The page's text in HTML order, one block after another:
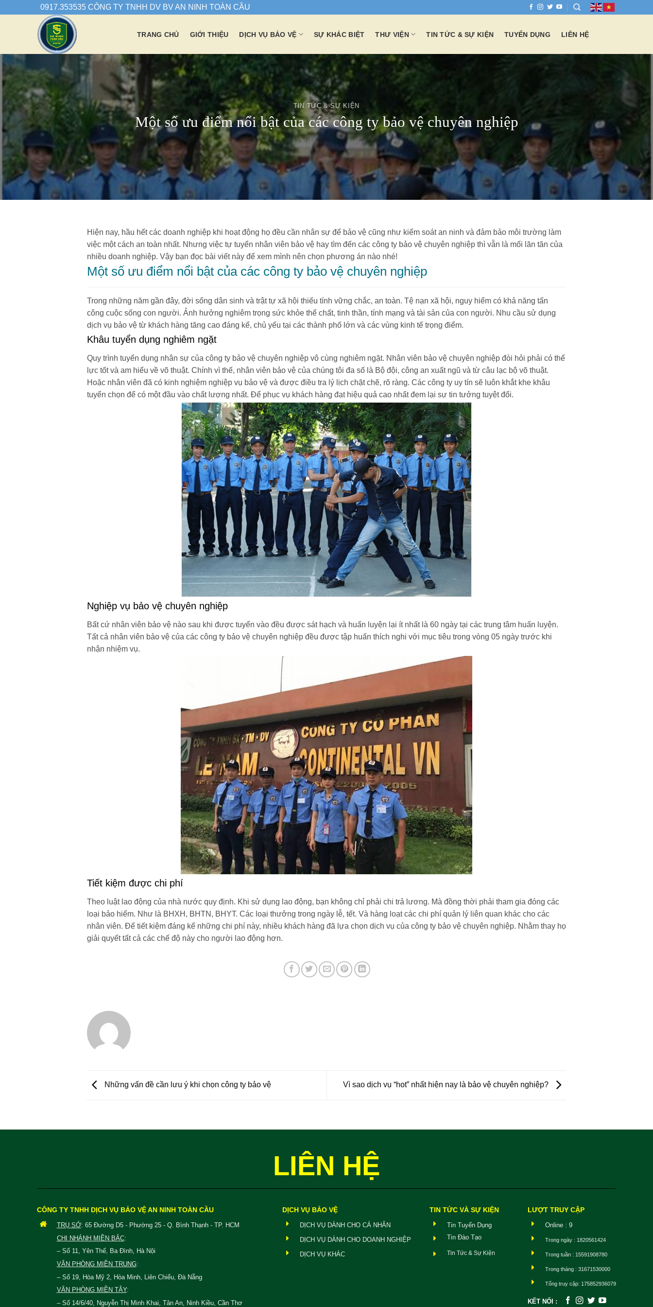
0917.353535 CÔNG TY TNHH DV BV AN NINH TOÀN CẦU
TRANG CHỦ GIỚI THIỆU DỊCH VỤ BẢO VỆ SỰ KHÁC BIỆT THƯ VIỆN TIN TỨC & SỰ KIỆN TUYỂN DỤNG LIÊN HỆ
TIN TỨC & SỰ KIỆN
Một số ưu điểm nổi bật của các công ty bảo vệ chuyên nghiệp
Hiện nay, hầu hết các doanh nghiệp khi hoạt động họ đều cần nhân sự để bảo vệ cũng như kiểm soát an ninh và đảm bảo môi trường làm
việc một cách an toàn nhất. Nhưng việc tự tuyển nhân viên bảo vệ hay tìm đến các công ty bảo vệ chuyên nghiệp thì vẫn là mối lăn tăn của
nhiều doanh nghiệp. Vậy bạn đọc bài viết này để xem mình nên chọn phương án nào nhé!
Một số ưu điểm nổi bật của các công ty bảo vệ chuyên nghiệp
Trong những năm gần đây, đời sống dân sinh và trật tự xã hội thiếu tính vững chắc, an toàn. Tệ nạn xã hội, nguy hiểm có khả năng tấn
công cuộc sống con người. Ảnh hưởng nghiêm trọng sức khỏe thể chất, tinh thần, tính mạng và tài sản của con người. Nhu cầu sử dụng
dịch vụ bảo vệ từ khách hàng tăng cao đáng kể, chủ yếu tại các thành phố lớn và các vùng kinh tế trọng điểm.
Khâu tuyển dụng nghiêm ngặt
Quy trình tuyển dụng nhân sự của công ty bảo vệ chuyên nghiệp vô cùng nghiêm ngặt. Nhân viên bảo vệ chuyên nghiệp đòi hỏi phải có thể
lực tốt và am hiểu về võ thuật. Chính vì thế, nhân viên bảo vệ của chúng tôi đa số là Bộ đội, công an xuất ngũ và từ câu lạc bộ võ thuật.
Hoặc nhân viên đã có kinh nghiệm nghiệp vụ bảo vệ và được điều tra lý lịch chặt chẽ, rõ ràng. Các công ty uy tín sẽ luôn khắt khe khâu
tuyển chọn để có một đầu vào chất lượng nhất. Để phục vụ khách hàng đạt hiệu quả cao nhất đem lại sự tin tưởng tuyệt đối.
Nghiệp vụ bảo vệ chuyên nghiệp
Bất cứ nhân viên bảo vệ nào sau khi được tuyển vào đều được sát hạch và huấn luyện lại ít nhất là 60 ngày tại các trung tâm huấn luyện.
Tất cả nhân viên bảo vệ của các công ty bảo vệ chuyên nghiệp đều được tập huấn thích nghi với mục tiêu trong vòng 05 ngày trước khi
nhận nhiệm vụ.
Tiết kiệm được chi phí
Theo luật lao động của nhà nước quy định. Khi sử dụng lao động, bạn không chỉ phải chi trả lương. Mà đồng thời phải tham gia đóng các
loại bảo hiểm. Như là BHXH, BHTN, BHYT. Các loại thưởng trong ngày lễ, tết. Và hàng loạt các chi phí quản lý liên quan khác cho các
nhân viên. Để tiết kiệm đáng kể những chi phí này, nhiều khách hàng đã lựa chọn dịch vụ của công ty bảo vệ chuyên nghiệp. Nhằm thay họ
giải quyết tất cả các chế độ này cho người lao động hơn.
Những vấn đề cần lưu ý khi chọn công ty bảo vệ Vì sao dịch vụ “hot” nhất hiện nay là bảo vệ chuyên nghiệp?
LIÊN HỆ
CÔNG TY TNHH DỊCH VỤ BẢO VỆ AN NINH TOÀN CẦU
TRỤ SỞ: 65 Đường D5 - Phường 25 - Q. Bình Thạnh - TP. HCM
CHI NHÁNH MIỀN BẮC:
– Số 11, Yên Thế, Ba Đình, Hà Nội
VĂN PHÒNG MIỀN TRUNG:
– Số 19, Hòa Mỹ 2, Hòa Minh, Liên Chiểu, Đà Nẵng
VĂN PHÒNG MIỀN TÂY:
– Số 14/6/40, Nguyễn Thị Minh Khai, Tân An, Ninh Kiều, Cần Thơ
DỊCH VỤ BẢO VỆ
DỊCH VỤ DÀNH CHO CÁ NHÂN
DỊCH VỤ DÀNH CHO DOANH NGHIỆP
DỊCH VỤ KHÁC
TIN TỨC VÀ SỰ KIỆN
Tin Tuyển Dụng
Tin Đào Tạo
Tin Tức & Sự Kiện
LƯỢT TRUY CẬP
Online : 9
Trong ngày : 1820561424
Trong tuần : 15591908780
Trong tháng : 31671530000
Tổng truy cập: 175852936079
KẾT NỐI :